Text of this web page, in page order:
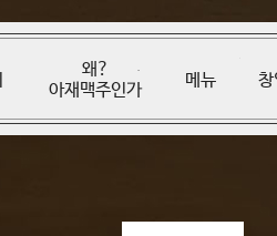
왜?
아재맥주인가
메뉴